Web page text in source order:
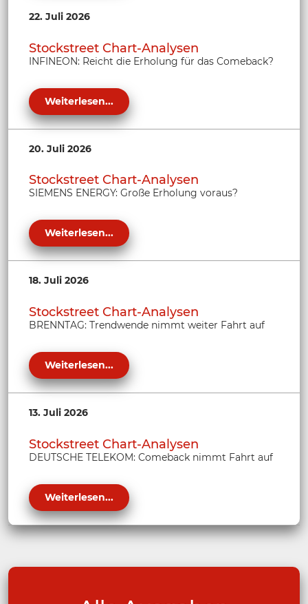
22. Juli 2026
Stockstreet Chart-Analysen
INFINEON: Reicht die Erholung für das Comeback?
Weiterlesen...
20. Juli 2026
Stockstreet Chart-Analysen
SIEMENS ENERGY: Große Erholung voraus?
Weiterlesen...
18. Juli 2026
Stockstreet Chart-Analysen
BRENNTAG: Trendwende nimmt weiter Fahrt auf
Weiterlesen...
13. Juli 2026
Stockstreet Chart-Analysen
DEUTSCHE TELEKOM: Comeback nimmt Fahrt auf
Weiterlesen...